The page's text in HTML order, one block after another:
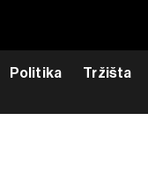
Politika Tržišta